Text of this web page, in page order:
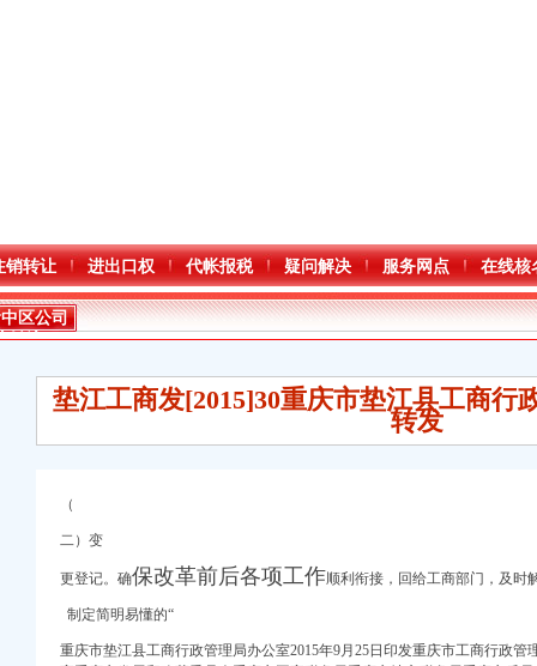
销转让 进出口权 代帐报税 疑问解决 服务网点 在线核
区公司
销流程
垫江工商发[2015]30重庆市垫江县工商行
转发
（
二）变
更登记。确保改革前后各项工作顺利衔接，回给工商部门，及时
制定简明易懂的“
重庆市垫江县工商行政管理局办公室2015年9月25日印发重庆市工商行政管